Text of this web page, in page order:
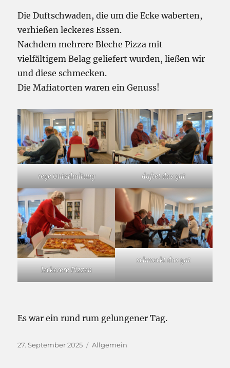
Die Duftschwaden, die um die Ecke waberten,
verhießen leckeres Essen.
Nachdem mehrere Bleche Pizza mit
vielfältigem Belag geliefert wurden, ließen wir
und diese schmecken.
Die Mafiatorten waren ein Genuss!
rege Unterhaltung duftet das gut
leckerere Pizzen
schmeckt das gut
Es war ein rund rum gelungener Tag.
Veröffentlicht
27. September 2025 Kategorien
Allgemein